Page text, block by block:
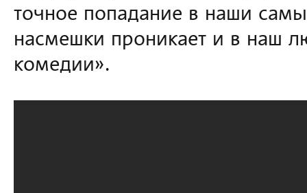
точное попадание в наши
насмешки проникает и в наш
комедии».